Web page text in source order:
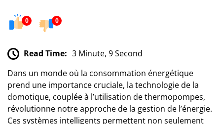
0 0
Read Time: 3 Minute, 9 Second
Dans un monde où la consommation énergétique
prend une importance cruciale, la technologie de la
domotique, couplée à l’utilisation de thermopompes,
révolutionne notre approche de la gestion de l’énergie.
Ces systèmes intelligents permettent non seulement